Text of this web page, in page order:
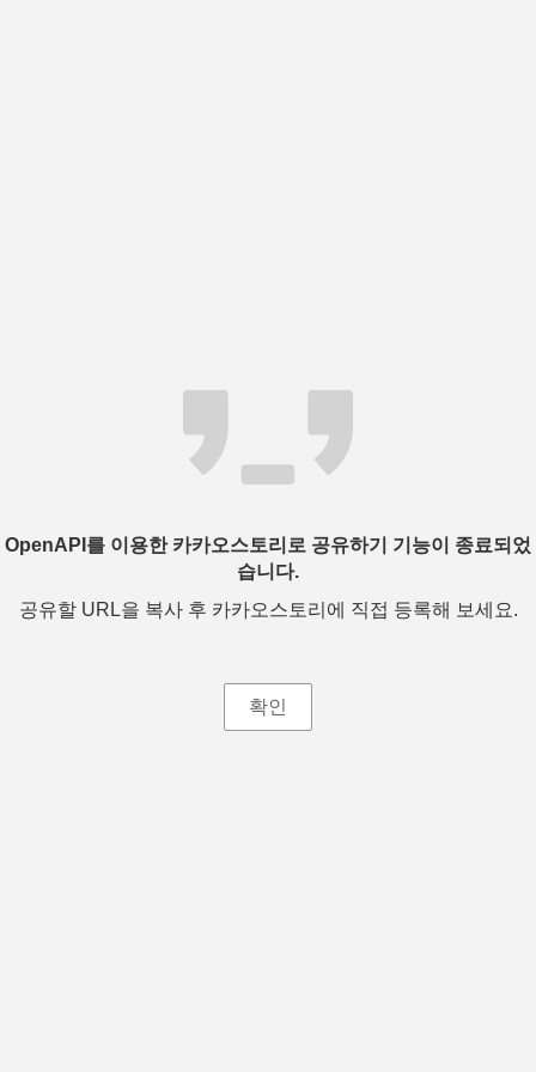
OpenAPI를 이용한 카카오스토리로 공유하기 기능이 종료되었
습니다.
공유할 URL을 복사 후 카카오스토리에 직접 등록해 보세요.
확인